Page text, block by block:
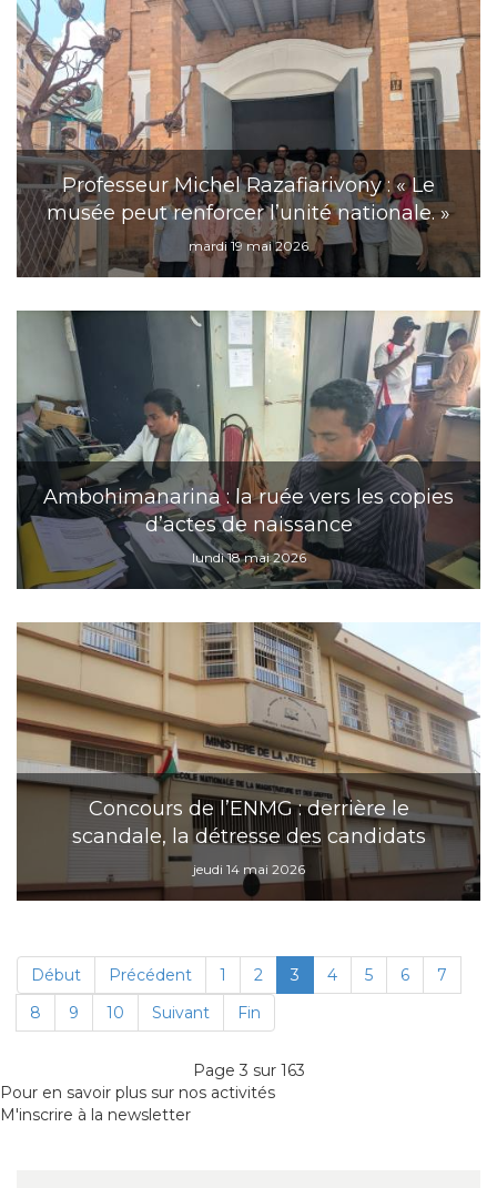
Professeur Michel Razafiarivony : « Le
musée peut renforcer l’unité nationale. »
mardi 19 mai 2026
Ambohimanarina : la ruée vers les copies
d’actes de naissance
lundi 18 mai 2026
Concours de l’ENMG : derrière le
scandale, la détresse des candidats
jeudi 14 mai 2026
Début Précédent 1 2 3 4 5 6
7
8
9 10 Suivant Fin
Page 3 sur 163
Pour en savoir plus sur nos activités
M'inscrire à la newsletter